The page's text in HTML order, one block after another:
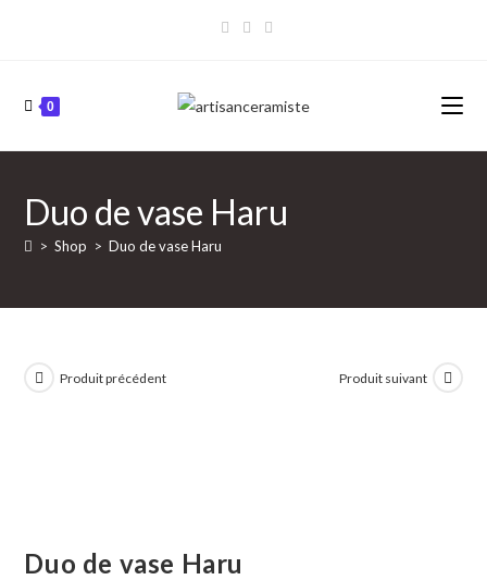
0
Duo de vase Haru
> Shop > Duo de vase Haru
Produit précédent Produit suivant
Duo de vase Haru